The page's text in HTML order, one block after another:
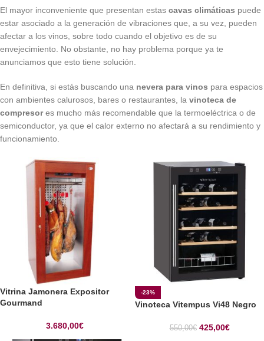
El mayor inconveniente que presentan estas cavas climáticas puede
estar asociado a la generación de vibraciones que, a su vez, pueden
afectar a los vinos, sobre todo cuando el objetivo es de su
envejecimiento. No obstante, no hay problema porque ya te
anunciamos que esto tiene solución.
En definitiva, si estás buscando una nevera para vinos para espacios
con ambientes calurosos, bares o restaurantes, la vinoteca de
compresores mucho más recomendable que la termoeléctrica o de
semiconductor, ya que el calor externo no afectará a su rendimiento y
funcionamiento.
Vitrina Jamonera Expositor
Gourmand
3.680,00€
-23%
Vinoteca Vitempus Vi48 Negro
550,00€ 425,00€